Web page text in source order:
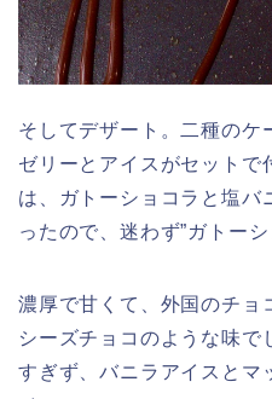
そしてデザート。二種のケ
ゼリーとアイスがセットで
は、ガトーショコラと塩バ
ったので、迷わず”ガトーシ
濃厚で甘くて、外国のチョ
シーズチョコのような味で
すぎず、バニラアイスとマ